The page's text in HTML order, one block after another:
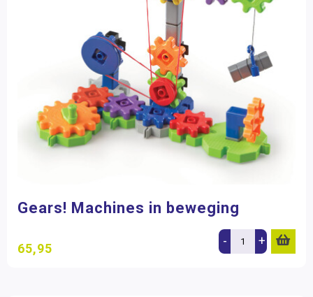
Gears! Machines in beweging
65,95 - +